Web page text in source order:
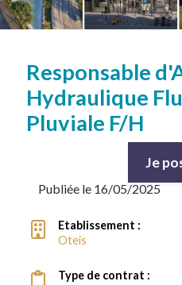
Responsable
Hydraulique
Pluviale F/H
Je
Publiée le 16/05/2025
Etablissement :
Oteis
Type de contrat :